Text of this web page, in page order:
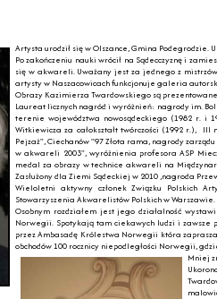
Artysta urodził się w Olszance, Gmina Podegrodzie.
Po zakończeniu nauki wrócił na Sądecczyznę i
się w akwareli. Uważany jest za jednego z
artysty w Naszacowicach funkcjonuje galeria
Obrazy Kazimierza Twardowskiego są
Laureat licznych nagród i wyróżnień: nagrody im.
terenie województwa nowosądeckiego (1982 r. i
Witkiewicza za całokształt twórczości (1992 r.),
Pejzaż", Ciechanów "97 Złota rama, nagrody
w akwareli 2003", wyróżnienia profesora ASP
medal za obrazy w technice akwareli na
Zasłużony dla Ziemi Sądeckiej w 2010 ,nagroda
Wieloletni aktywny członek Związku Polskich
Stowarzyszenia Akwarelistów Polskich w Warszawie.
Osobnym rozdziałem jest jego działalność
Norwegii. Spotykają tam ciekawych ludzi i zawsze
przez Ambasadę Królestwa Norwegii która
obchodów 100 rocznicy niepodległości Norwegii,
Mniej